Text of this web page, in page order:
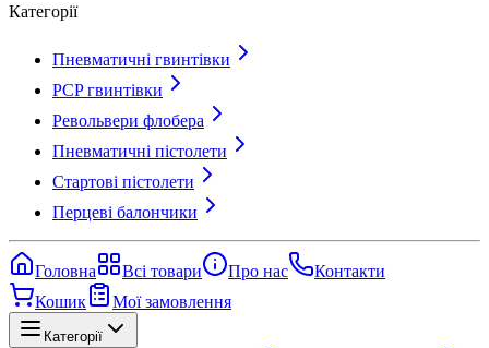
Категорії
Пневматичні гвинтівки
PCP гвинтівки
Револьвери флобера
Пневматичні пістолети
Стартові пістолети
Перцеві балончики
Головна Всі товари Про нас
Контакти
Кошик
Мої замовлення
Категорії